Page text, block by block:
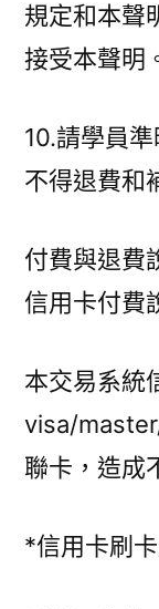
規定和本聲
接受本聲明
10.請學員
不得退費和
付費與退費
信用卡付費
本交易系統
visa/
聯卡，造成
*信用卡刷